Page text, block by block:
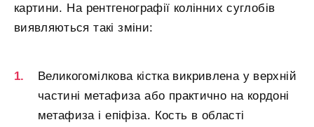
картини. На рентгенографії колінних суглобів
виявляються такі зміни:
Великогомілкова кістка викривлена ​​у верхній
частині метафиза або практично на кордоні
метафиза і епіфіза. Кость в області